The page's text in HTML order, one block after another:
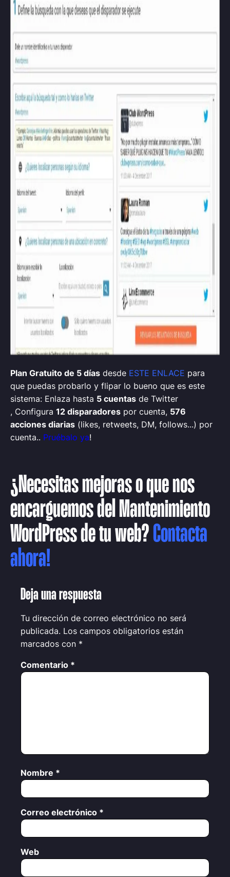
Plan Gratuito de 5 días desde ESTE ENLACE para
que puedas probarlo y flipar lo bueno que es este
sistema: Enlaza hasta 5 cuentas de Twitter
, Configura 12 disparadores por cuenta, 576
acciones diarias (likes, retweets, DM, follows...) por
cuenta.. Pruébalo ya!
¿Necesitas mejoras o que nos
encarguemos del Mantenimiento
WordPressde tu web?Contacta
ahora!
Deja una respuesta
Tu dirección de correo electrónico no será
publicada. Los campos obligatorios están
marcados con *
Comentario *
Nombre *
Correo electrónico *
Web